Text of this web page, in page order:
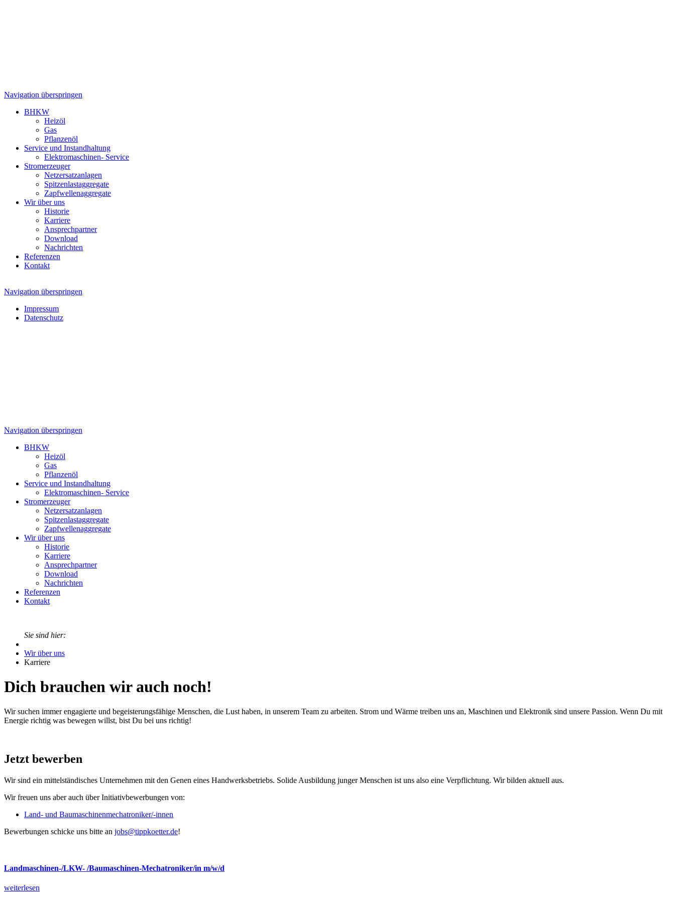
Navigation überspringen
BHKW
Heizöl
Gas
Pflanzenöl
Service und Instandhaltung
Elektromaschinen- Service
Stromerzeuger
Netzersatzanlagen
Spitzenlastaggregate
Zapfwellenaggregate
Wir über uns
Historie
Karriere
Ansprechpartner
Download
Nachrichten
Referenzen
Kontakt
Navigation überspringen
Impressum
Datenschutz
Navigation überspringen
BHKW
Heizöl
Gas
Pflanzenöl
Service und Instandhaltung
Elektromaschinen- Service
Stromerzeuger
Netzersatzanlagen
Spitzenlastaggregate
Zapfwellenaggregate
Wir über uns
Historie
Karriere
Ansprechpartner
Download
Nachrichten
Referenzen
Kontakt
Sie sind hier:
Wir über uns
Karriere
Dich brauchen wir auch noch!
Wir suchen immer engagierte und begeisterungsfähige Menschen, die Lust haben, in unserem Team zu arbeiten. Strom und Wärme treiben uns an, Maschinen und Elektronik sind unsere Passion. Wenn Du mit
Energie richtig was bewegen willst, bist Du bei uns richtig!
Jetzt bewerben
Wir sind ein mittelständisches Unternehmen mit den Genen eines Handwerksbetriebs. Solide Ausbildung junger Menschen ist uns also eine Verpflichtung. Wir bilden aktuell aus.
Wir freuen uns aber auch über Initiativbewerbungen von:
Land- und Baumaschinenmechatroniker/-innen
Bewerbungen schicke uns bitte an jobs@tippkoetter.de!
Landmaschinen-/LKW- /Baumaschinen-Mechatroniker/in m/w/d
weiterlesen